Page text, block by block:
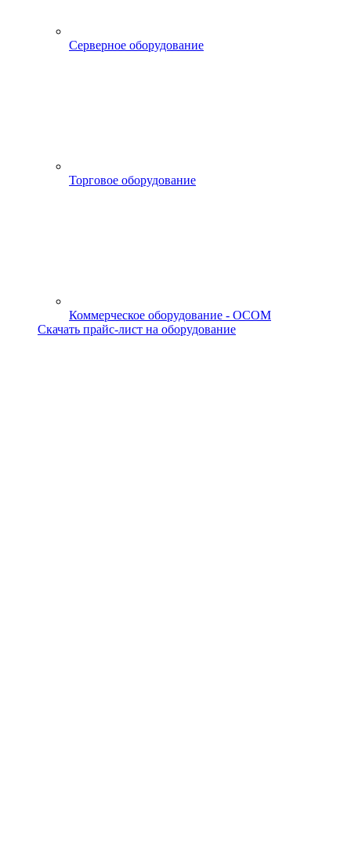
Серверное оборудование
Торговое оборудование
Коммерческое оборудование - OCOM
Скачать прайс-лист на оборудование